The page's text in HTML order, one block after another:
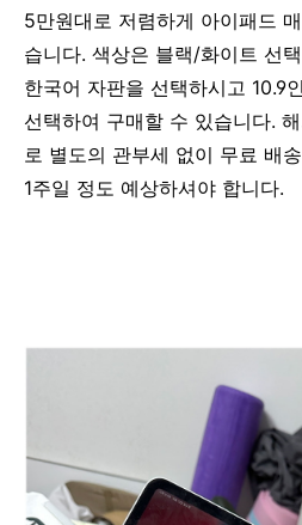
5만원대로 저렴하게 아이패드
습니다. 색상은 블랙/화이트 선
한국어 자판을 선택하시고 10.9
선택하여 구매할 수 있습니다.
로 별도의 관부세 없이 무료 배
1주일 정도 예상하셔야 합니다.